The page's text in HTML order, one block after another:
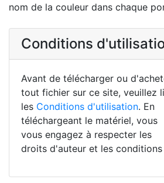
nom de la couleur dans chaque
Conditions
Avant de télécharger ou
tout fichier sur ce site, veuillez
les Conditions d'utilisation. En
téléchargeant le matériel, vous
vous engagez à respecter les
droits d'auteur et les conditions